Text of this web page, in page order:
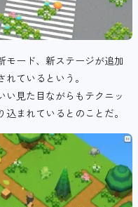
モード、新ステージが追加
ているという。
い見た目ながらもテクニッ
まれているとのことだ。